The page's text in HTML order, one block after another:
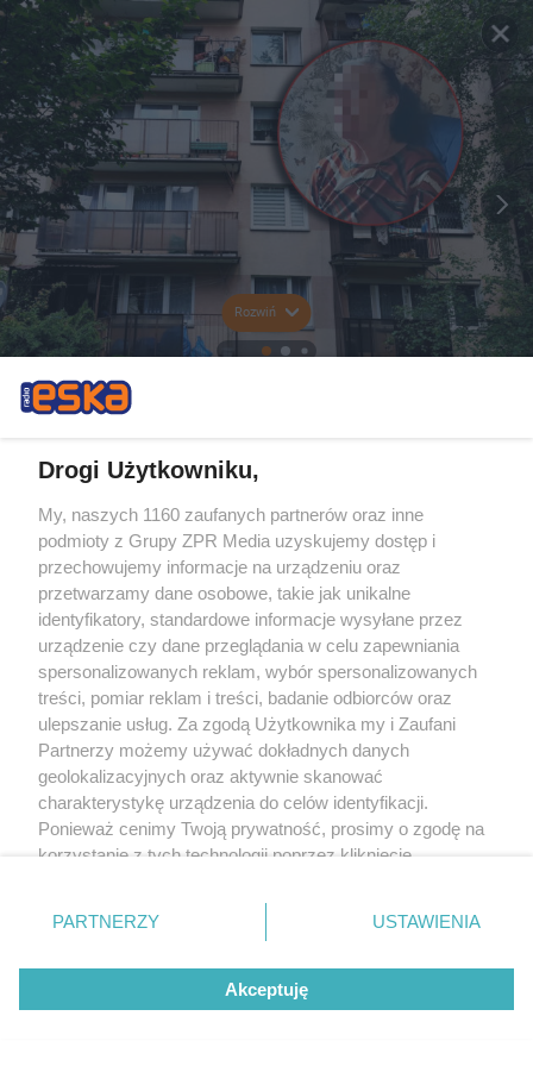
Rozwiń
Drogi Użytkowniku,
My, naszych 1160 zaufanych partnerów oraz inne
podmioty z Grupy ZPR Media uzyskujemy dostęp i
przechowujemy informacje na urządzeniu oraz
przetwarzamy dane osobowe, takie jak unikalne
identyfikatory, standardowe informacje wysyłane przez
urządzenie czy dane przeglądania w celu zapewniania
spersonalizowanych reklam, wybór spersonalizowanych
treści, pomiar reklam i treści, badanie odbiorców oraz
ulepszanie usług. Za zgodą Użytkownika my i Zaufani
Partnerzy możemy używać dokładnych danych
geolokalizacyjnych oraz aktywnie skanować
charakterystykę urządzenia do celów identyfikacji.
Ponieważ cenimy Twoją prywatność, prosimy o zgodę na
korzystanie z tych technologii poprzez kliknięcie
zmienić/wycofać klikając przycisk ustawień prywatności
znajdujący się w lewym dolnym rogu strony
rodzaje przetwarzania danych nie wymagają zgody
użytkownika, ale masz prawo sprzeciwić się takiemu
przetwarzaniu. Preferencje będą miały zastosowanie tylko
PARTNERZY USTAWIENIA
Akceptuję